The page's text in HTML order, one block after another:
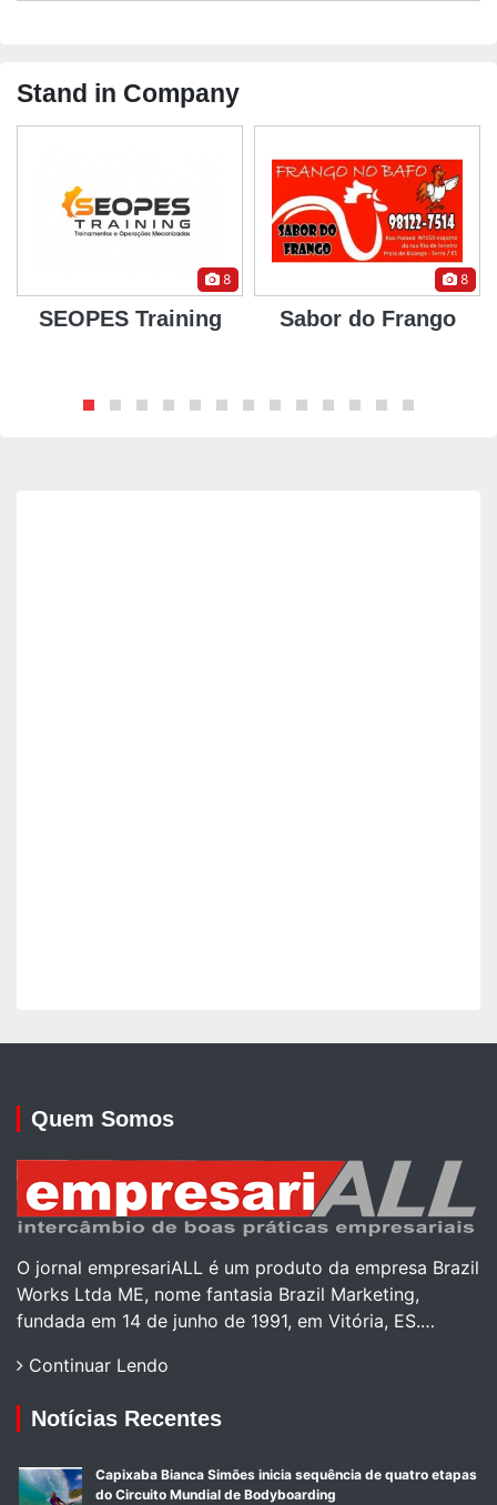
Stand in Company
8
SEOPES Training
8
Sabor do Frango
Quem Somos
O jornal empresariALL é um produto da empresa Brazil
Works Ltda ME, nome fantasia Brazil Marketing,
fundada em 14 de junho de 1991, em Vitória, ES.…
Continuar Lendo
Notícias Recentes
Capixaba Bianca Simões inicia sequência de quatro etapas
do Circuito Mundial de Bodyboarding